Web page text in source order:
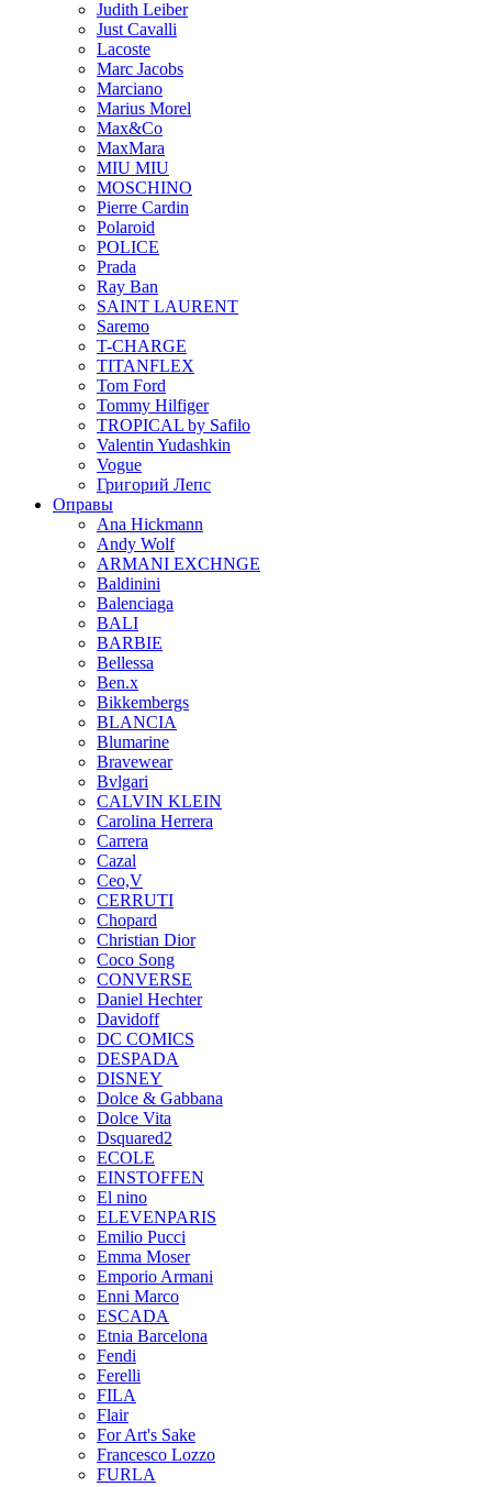
Judith Leiber
Just Cavalli
Lacoste
Marc Jacobs
Marciano
Marius Morel
Max&Co
MaxMara
MIU MIU
MOSCHINO
Pierre Cardin
Polaroid
POLICE
Prada
Ray Ban
SAINT LAURENT
Saremo
T-CHARGE
TITANFLEX
Tom Ford
Tommy Hilfiger
TROPICAL by Safilo
Valentin Yudashkin
Vogue
Григорий Лепс
Оправы
Ana Hickmann
Andy Wolf
ARMANI EXCHNGE
Baldinini
Balenciaga
BALI
BARBIE
Bellessa
Ben.x
Bikkembergs
BLANCIA
Blumarine
Bravewear
Bvlgari
CALVIN KLEIN
Carolina Herrera
Carrera
Cazal
Ceo,V
CERRUTI
Chopard
Christian Dior
Coco Song
CONVERSE
Daniel Hechter
Davidoff
DC COMICS
DESPADA
DISNEY
Dolce & Gabbana
Dolce Vita
Dsquared2
ECOLE
EINSTOFFEN
El nino
ELEVENPARIS
Emilio Pucci
Emma Moser
Emporio Armani
Enni Marco
ESCADA
Etnia Barcelona
Fendi
Ferelli
FILA
Flair
For Art's Sake
Francesco Lozzo
FURLA